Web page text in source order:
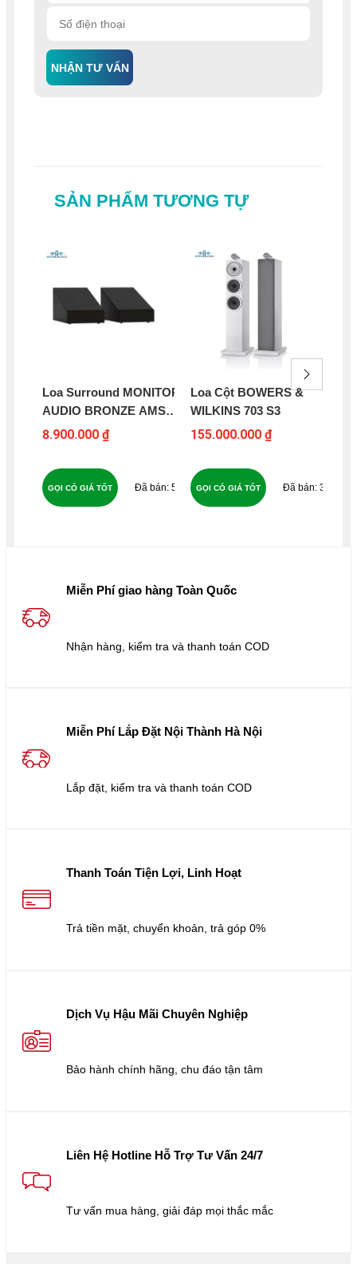
NHẬN TƯ VẤN
SẢN PHẨM TƯƠNG TỰ
Loa Surround MONITOR
AUDIO BRONZE AMS
7G
8.900.000 ₫
52
GỌI CÓ GIÁ TỐT
Loa Cột BOWERS &
WILKINS 703 S3
155.000.000 ₫
32
GỌI CÓ GIÁ TỐT
Miễn Phí giao hàng Toàn Quốc
Nhận hàng, kiểm tra và thanh toán COD
Miễn Phí Lắp Đặt Nội Thành Hà Nội
Lắp đặt, kiểm tra và thanh toán COD
Thanh Toán Tiện Lợi, Linh Hoạt
Trả tiền mặt, chuyển khoản, trả góp 0%
Dịch Vụ Hậu Mãi Chuyên Nghiệp
Bảo hành chính hãng, chu đáo tận tâm
Liên Hệ Hotline Hỗ Trợ Tư Vấn 24/7
Tư vấn mua hàng, giải đáp mọi thắc mắc